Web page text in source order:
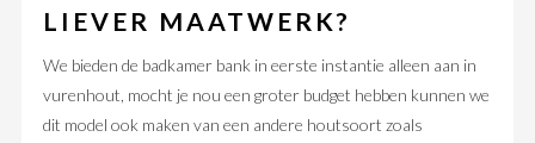
LIEVER MAATWERK?
We bieden de badkamer bank in eerste instantie alleen aan in
vurenhout, mocht je nou een groter budget hebben kunnen we
dit model ook maken van een andere houtsoort zoals